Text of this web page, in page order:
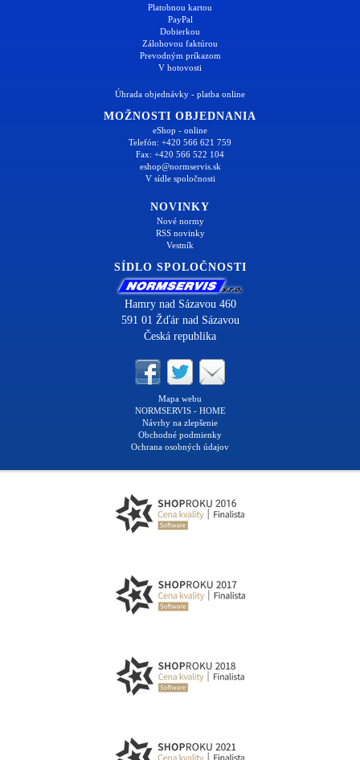
Platobnou kartou
PayPal
Dobierkou
Zálohovou faktúrou
Prevodným príkazom
V hotovosti
Úhrada objednávky - platba online
MOŽNOSTI OBJEDNANIA
eShop - online
Telefón: +420 566 621 759
Fax: +420 566 522 104
eshop@normservis.sk
V sídle spoločnosti
NOVINKY
Nové normy
RSS novinky
Vestník
SÍDLO SPOLOČNOSTI
Hamry nad Sázavou 460
591 01 Žďár nad Sázavou
Česká republika
Mapa webu
NORMSERVIS - HOME
Návrhy na zlepšenie
Obchodné podmienky
Ochrana osobných údajov